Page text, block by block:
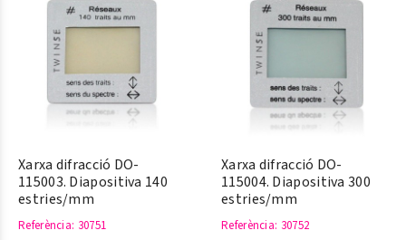
Xarxa difracció DO-
115003. Diapositiva 140
estries/mm
Referència: 30751
Xarxa difracció DO-
115004. Diapositiva 300
estries/mm
Referència: 30752